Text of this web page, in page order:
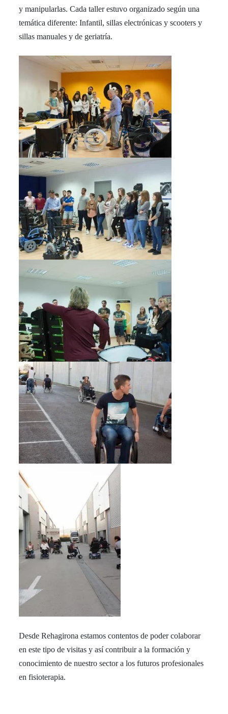
y manipularlas. Cada taller estuvo organizado según una
temática diferente: Infantil, sillas electrónicas y scooters y
sillas manuales y de geriatría.
Desde Rehagirona estamos contentos de poder colaborar
en este tipo de visitas y así contribuir a la formación y
conocimiento de nuestro sector a los futuros profesionales
en fisioterapia.